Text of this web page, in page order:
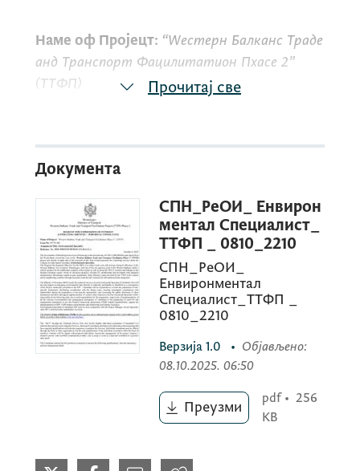
Наме оф Пројецт: “Wестерн Балканс Траде
анд Транспорт Фацилитатион Пхасе 2”
(ТТФП)
Лоан Но:94710-МЕ
АссигнментТитле:Енвиронментал Специалист
Референце Но. МНЕ-WБТТФП-94710-ИЦ-
ЦС-25-4.1.1.1
Оцтобер 8, 2025
Тхе Говернмент оф Монтенегро хас
рецеивед финанцинг ин тхе тотал амоунт
Прочитај све
Документа
СПН_РеОИ_ Енвирон
ментал Специалист_
ТТФП _ 0810_2210
СПН_РеОИ_
Енвиронментал
Специалист_ТТФП _
0810_2210
Верзија 1.0 • Објављено:
08.10.2025. 06:50
Преузми
pdf • 256
KB